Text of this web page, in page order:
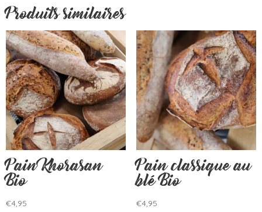
Produits similaires
Pain Khorasan
Bio
€4,95
Pain classique au
blé Bio
€4,95